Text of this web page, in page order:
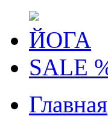
ЙОГА
SALE
Главная